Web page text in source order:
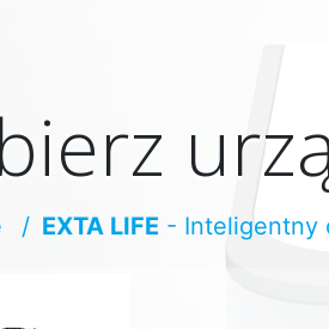
EXTA LIFE - Inteligentny